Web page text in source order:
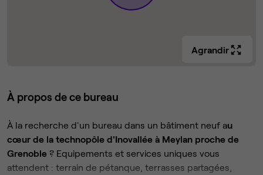
Agrandir
À propos de ce bureau
À la recherche d'un bureau dans un bâtiment neuf au
cœur de la technopôle d'Inovallée à Meylan proche de
Grenoble ? Equipements et services uniques vous
attendent : terrain de pétanque, terrasses partagées,